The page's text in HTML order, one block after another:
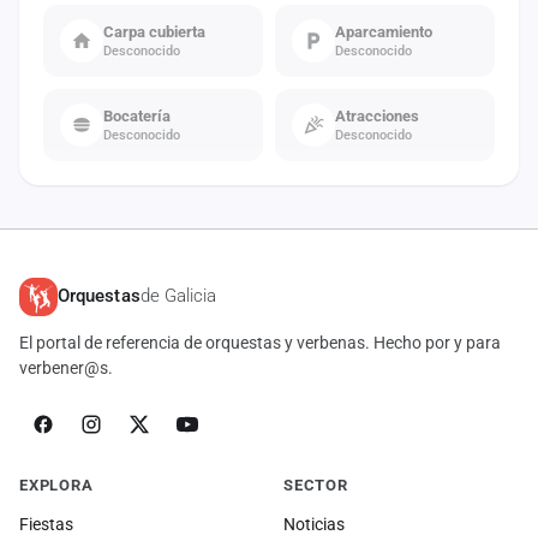
Carpa cubierta
Desconocido
Aparcamiento
Desconocido
Bocatería
Desconocido
Atracciones
Desconocido
Orquestasde Galicia
El portal de referencia de orquestas y verbenas. Hecho por y para
verbener@s.
EXPLORA
Fiestas
SECTOR
Noticias